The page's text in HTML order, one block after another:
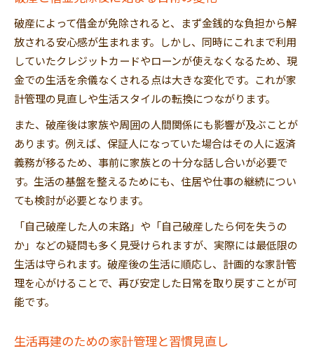
破産によって借金が免除されると、まず金銭的な負担から解
放される安心感が生まれます。しかし、同時にこれまで利用
していたクレジットカードやローンが使えなくなるため、現
金での生活を余儀なくされる点は大きな変化です。これが家
計管理の見直しや生活スタイルの転換につながります。
また、破産後は家族や周囲の人間関係にも影響が及ぶことが
あります。例えば、保証人になっていた場合はその人に返済
義務が移るため、事前に家族との十分な話し合いが必要で
す。生活の基盤を整えるためにも、住居や仕事の継続につい
ても検討が必要となります。
「自己破産した人の末路」や「自己破産したら何を失うの
か」などの疑問も多く見受けられますが、実際には最低限の
生活は守られます。破産後の生活に順応し、計画的な家計管
理を心がけることで、再び安定した日常を取り戻すことが可
能です。
生活再建のための家計管理と習慣見直し